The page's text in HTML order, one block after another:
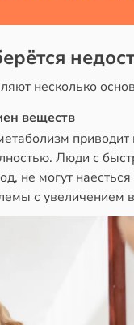
несколько
веществ
Люди с
не могут
с увеличением